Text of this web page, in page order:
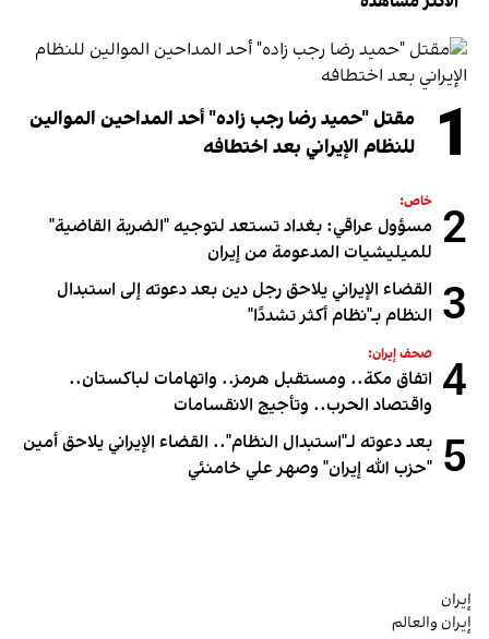
1
مقتل "حميد رضا رجب زاده" أحد المداحين الموالين
للنظام الإيراني بعد اختطافه
2 خاص:
مسؤول عراقي: بغداد تستعد لتوجيه "الضربة القاضية"
للميليشيات المدعومة من إيران
3 القضاء الإيراني يلاحق رجل دين بعد دعوته إلى استبدال
النظام بـ"نظام أكثر تشددًا"
4 صحف إيران:
اتفاق مكة.. ومستقبل هرمز.. واتهامات لباكستان..
واقتصاد الحرب.. وتأجيج الانقسامات
5 بعد دعوته لـ"استبدال النظام".. القضاء الإيراني يلاحق أمين
"حزب الله إيران" وصهر علي خامنئي
إيران
إيران والعالم